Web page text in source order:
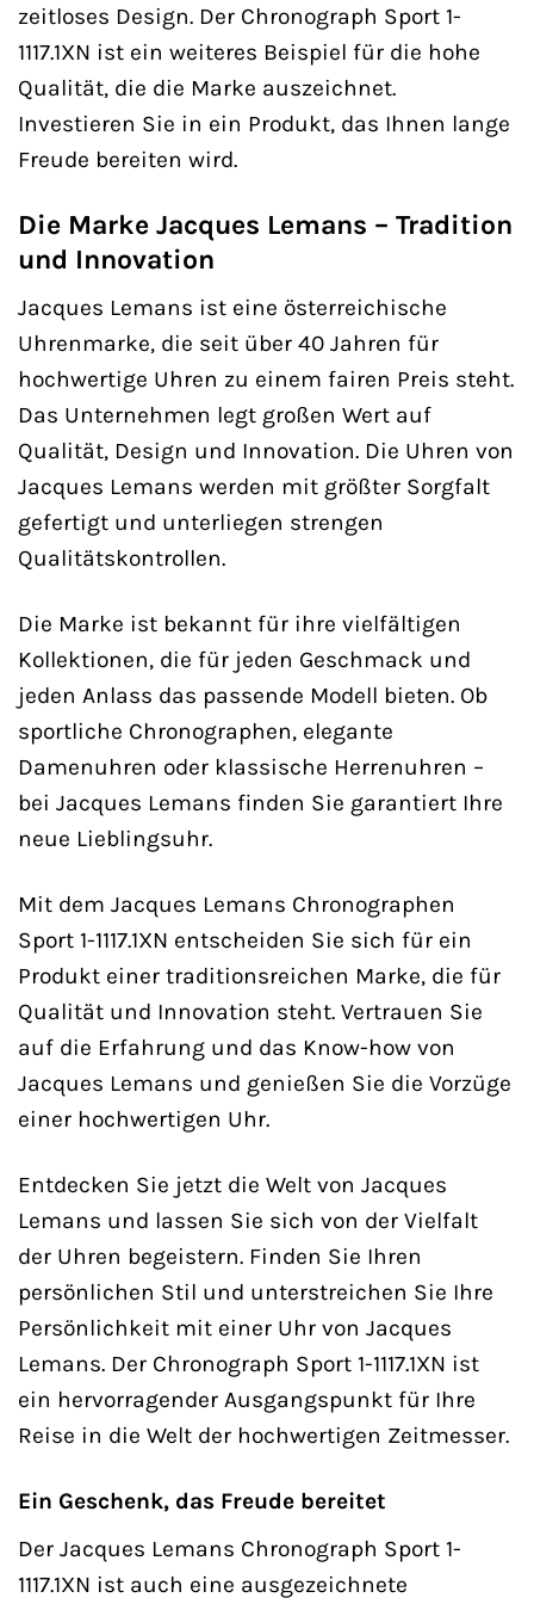
zeitloses Design. Der Chronograph Sport 1-
1117.1XN ist ein weiteres Beispiel für die hohe
Qualität, die die Marke auszeichnet.
Investieren Sie in ein Produkt, das Ihnen lange
Freude bereiten wird.
Die Marke Jacques Lemans – Tradition
und Innovation
Jacques Lemans ist eine österreichische
Uhrenmarke, die seit über 40 Jahren für
hochwertige Uhren zu einem fairen Preis steht.
Das Unternehmen legt großen Wert auf
Qualität, Design und Innovation. Die Uhren von
Jacques Lemans werden mit größter Sorgfalt
gefertigt und unterliegen strengen
Qualitätskontrollen.
Die Marke ist bekannt für ihre vielfältigen
Kollektionen, die für jeden Geschmack und
jeden Anlass das passende Modell bieten. Ob
sportliche Chronographen, elegante
Damenuhren oder klassische Herrenuhren –
bei Jacques Lemans finden Sie garantiert Ihre
neue Lieblingsuhr.
Mit dem Jacques Lemans Chronographen
Sport 1-1117.1XN entscheiden Sie sich für ein
Produkt einer traditionsreichen Marke, die für
Qualität und Innovation steht. Vertrauen Sie
auf die Erfahrung und das Know-how von
Jacques Lemans und genießen Sie die Vorzüge
einer hochwertigen Uhr.
Entdecken Sie jetzt die Welt von Jacques
Lemans und lassen Sie sich von der Vielfalt
der Uhren begeistern. Finden Sie Ihren
persönlichen Stil und unterstreichen Sie Ihre
Persönlichkeit mit einer Uhr von Jacques
Lemans. Der Chronograph Sport 1-1117.1XN ist
ein hervorragender Ausgangspunkt für Ihre
Reise in die Welt der hochwertigen Zeitmesser.
Ein Geschenk, das Freude bereitet
Der Jacques Lemans Chronograph Sport 1-
1117.1XN ist auch eine ausgezeichnete